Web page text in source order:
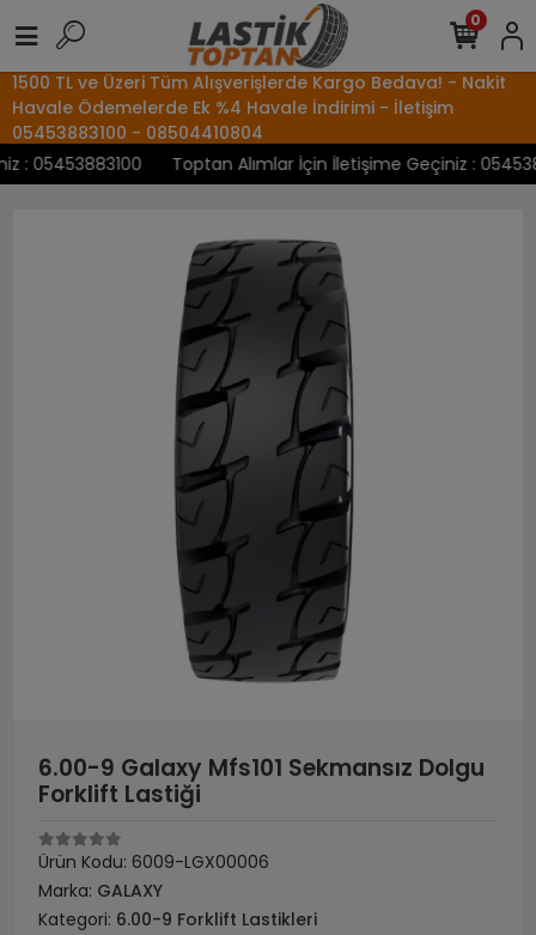
1500 TL ve Üzeri Tüm Alışverişlerde Kargo Bedava! - Nakit
Havale Ödemelerde Ek %4 Havale İndirimi - İletişim
05453883100 - 08504410804
05453883100
Toptan Alımlar İçin İletişime Geçiniz :
0
6.00-9 Galaxy Mfs101 Sekmansız Dolgu
Forklift Lastiği
Ürün Kodu: 6009-LGX00006
Marka: GALAXY
Kategori: 6.00-9 Forklift Lastikleri